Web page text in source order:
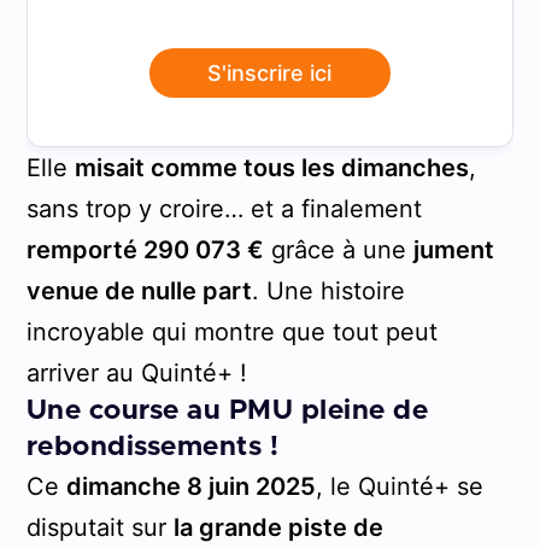
S'inscrire ici
Elle misait comme tous les dimanches,
sans trop y croire… et a finalement
remporté 290 073 € grâce à une jument
venue de nulle part. Une histoire
incroyable qui montre que tout peut
arriver au Quinté+ !
Une course au PMU pleine de
rebondissements !
Ce dimanche 8 juin 2025, le Quinté+ se
disputait sur la grande piste de